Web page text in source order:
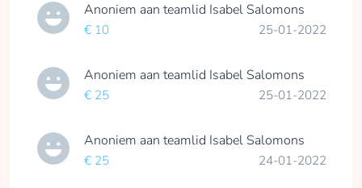
Anoniem aan teamlid Isabel Salomons
€ 10 25-01-2022
Anoniem aan teamlid Isabel Salomons
€ 25 25-01-2022
Anoniem aan teamlid Isabel Salomons
€ 25 24-01-2022